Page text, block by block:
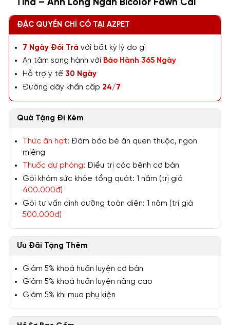
Tina – Anh Lông Ngắn Bicolor Fawn Cái
ĐẶC QUYỀN CHỈ CÓ TẠI AZPET
7 Ngày Đổi Trả với bất kỳ lý do gì
An tâm song hành với Bảo Hành 365 Ngày
Hỗ trợ y tế 30 Ngày
Đường dây khẩn cấp 24/7
Quà Tặng Đi Kèm
Thức ăn hạt: Đảm bảo bé ăn quen thuộc, ngon
miệng
Thuốc dự phòng: Điều trị các bệnh cơ bản
Gói khám sức khỏe tổng quát: 1 năm (trị giá
400.000đ)
Gói tư vấn dinh dưỡng toàn diện: 1 năm (trị giá
500.000đ)
Ưu Đãi Tặng Thêm
Giảm 5% khoá huấn luyện cơ bản
Giảm 5% khoá huấn luyện nâng cao
Giảm 5% khi mua phụ kiện